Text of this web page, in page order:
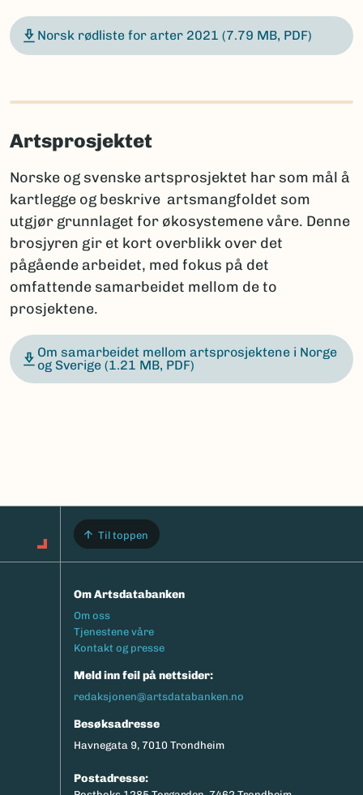
Norsk rødliste for arter 2021 (7.79 MB, PDF)
Artsprosjektet
Norske og svenske artsprosjektet har som mål å
kartlegge og beskrive artsmangfoldet som
utgjør grunnlaget for økosystemene våre. Denne
brosjyren gir et kort overblikk over det
pågående arbeidet, med fokus på det
omfattende samarbeidet mellom de to
prosjektene.
Om samarbeidet mellom artsprosjektene i Norge
og Sverige (1.21 MB, PDF)
Til toppen
Om Artsdatabanken
Footermeny
Om oss
Tjenestene våre
Kontakt og presse
Meld inn feil på nettsider:
redaksjonen@artsdatabanken.no
Besøksadresse
Havnegata 9, 7010 Trondheim
Postadresse: